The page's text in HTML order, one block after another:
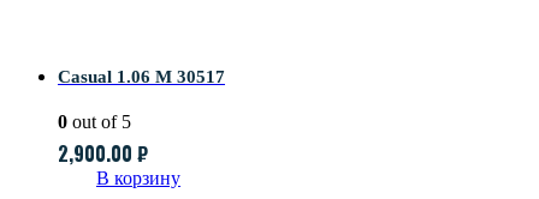
Casual 1.06 M 30517
0 out of 5
2,900.00 ₽
В корзину